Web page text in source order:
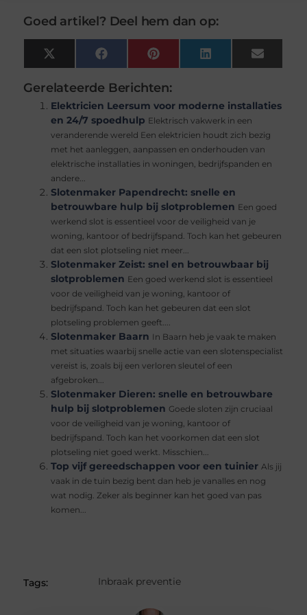
Goed artikel? Deel hem dan op:
X
(Twitter)
Facebook Pinterest LinkedIn Email
Gerelateerde Berichten:
Elektricien Leersum voor moderne installaties
en 24/7 spoedhulp Elektrisch vakwerk in een
veranderende wereld Een elektricien houdt zich bezig
met het aanleggen, aanpassen en onderhouden van
elektrische installaties in woningen, bedrijfspanden en
andere...
Slotenmaker Papendrecht: snelle en
betrouwbare hulp bij slotproblemen Een goed
werkend slot is essentieel voor de veiligheid van je
woning, kantoor of bedrijfspand. Toch kan het gebeuren
dat een slot plotseling niet meer...
Slotenmaker Zeist: snel en betrouwbaar bij
slotproblemen Een goed werkend slot is essentieel
voor de veiligheid van je woning, kantoor of
bedrijfspand. Toch kan het gebeuren dat een slot
plotseling problemen geeft....
Slotenmaker Baarn
In Baarn heb je vaak te maken
met situaties waarbij snelle actie van een slotenspecialist
vereist is, zoals bij een verloren sleutel of een
afgebroken...
Slotenmaker Dieren: snelle en betrouwbare
hulp bij slotproblemen Goede sloten zijn cruciaal
voor de veiligheid van je woning, kantoor of
bedrijfspand. Toch kan het voorkomen dat een slot
plotseling niet goed werkt. Misschien...
Top vijf gereedschappen voor een tuinier Als jij
vaak in de tuin bezig bent dan heb je vanalles en nog
wat nodig. Zeker als beginner kan het goed van pas
komen...
Tags: Inbraak preventie